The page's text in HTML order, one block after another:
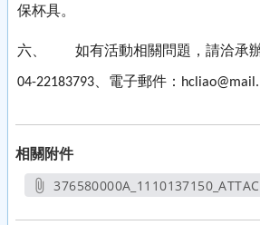
保杯具。
六、 如有活動相關問題，請洽承
04-22183793 、電子郵件：
相關附件